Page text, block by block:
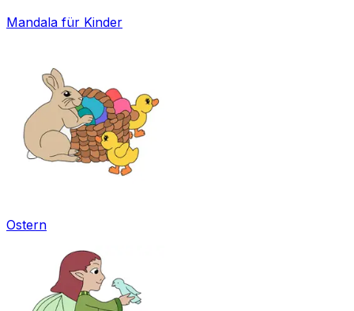
Mandala für Kinder
Ostern